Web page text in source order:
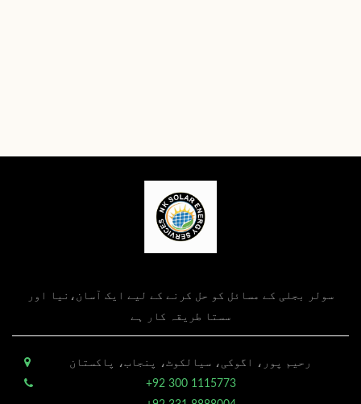
سولر بجلی کے مسائل کو حل کرنے کے لیے ایک آسان،نیا اور
سستا طریقہ کار ہے
رحیم پور، اگوکی، سیالکوٹ، پنجاب، پاکستان
+92 300 1115773